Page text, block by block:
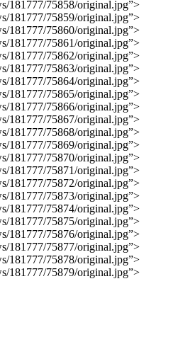
181777/75858/original.jpg”>
181777/75859/original.jpg”>
181777/75860/original.jpg”>
181777/75861/original.jpg”>
181777/75862/original.jpg”>
181777/75863/original.jpg”>
181777/75864/original.jpg”>
181777/75865/original.jpg”>
181777/75866/original.jpg”>
181777/75867/original.jpg”>
181777/75868/original.jpg”>
181777/75869/original.jpg”>
181777/75870/original.jpg”>
181777/75871/original.jpg”>
181777/75872/original.jpg”>
181777/75873/original.jpg”>
181777/75874/original.jpg”>
181777/75875/original.jpg”>
181777/75876/original.jpg”>
181777/75877/original.jpg”>
181777/75878/original.jpg”>
181777/75879/original.jpg”>